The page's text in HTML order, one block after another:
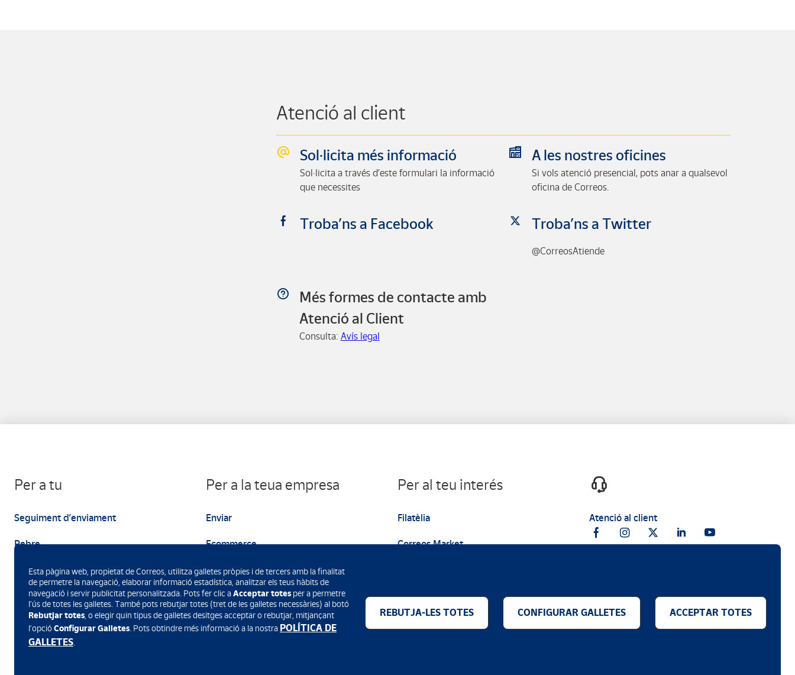
Atenció al client
Sol·licita més informació
Sol·licita a través d’este formulari la informació
que necessites
A les nostres oficines
Si vols atenció presencial, pots anar a qualsevol
oficina de Correos.
Troba’ns a Facebook Troba’ns a Twitter
@CorreosAtiende
Més formes de contacte amb
Atenció al Client
Consulta: Avís legal
Per a tu
Seguiment d’enviament
Rebre
Enviar
Per a la teua empresa
Enviar
Ecommerce
Màrqueting
Per al teu interés
Filatèlia
Correos Market
Atenció al client
Baixa l’app de Correos
Esta pàgina web, propietat de Correos, utilitza galletes pròpies i de tercers amb la finalitat
de permetre la navegació, elaborar informació estadística, analitzar els teus hàbits de
navegació i servir publicitat personalitzada. Pots fer clic aAcceptar totes per a permetre
l’ús de totes les galletes. També pots rebutjar totes (tret de les galletes necessàries) al botó
Rebutjar totes, o elegir quin tipus de galletes desitges acceptar o rebutjar, mitjançant
l’opcióConfigurar Galletes. Pots obtindre més informació a la nostra POLÍTICA DE
GALLETES.
REBUTJA-LES TOTES CONFIGURAR GALLETES ACCEPTAR TOTES